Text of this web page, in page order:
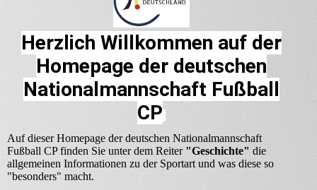
Herzlich Willkommen auf der
Homepage der deutschen
Nationalmannschaft Fußball
CP
Auf dieser Homepage der deutschen Nationalmannschaft
Fußball CP finden Sie unter dem Reiter "Geschichte" die
allgemeinen Informationen zu der Sportart und was diese so
"besonders" macht.